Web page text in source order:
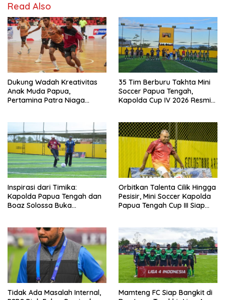
Read Also
Dukung Wadah Kreativitas
Anak Muda Papua,
Pertamina Patra Niaga
Competition 2026
35 Tim Berburu Takhta Mini
Soccer Papua Tengah,
Kapolda Cup IV 2026 Resmi
Inspirasi dari Timika:
Kapolda Papua Tengah dan
Boaz Solossa Buka
Bola
Orbitkan Talenta Cilik Hingga
Pesisir, Mini Soccer Kapolda
Papua Tengah Cup III Siap
Tidak Ada Masalah Internal,
Mamteng FC Siap Bangkit di